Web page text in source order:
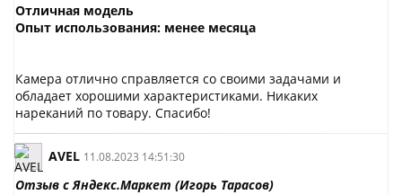
Отличная модель
Опыт использования: менее месяца
Камера отлично справляется со своими задачами и
обладает хорошими характеристиками. Никаких
нареканий по товару. Спасибо!
AVEL 11.08.2023 14:51:30
Отзыв с Яндекс.Маркет (Игорь Тарасов)